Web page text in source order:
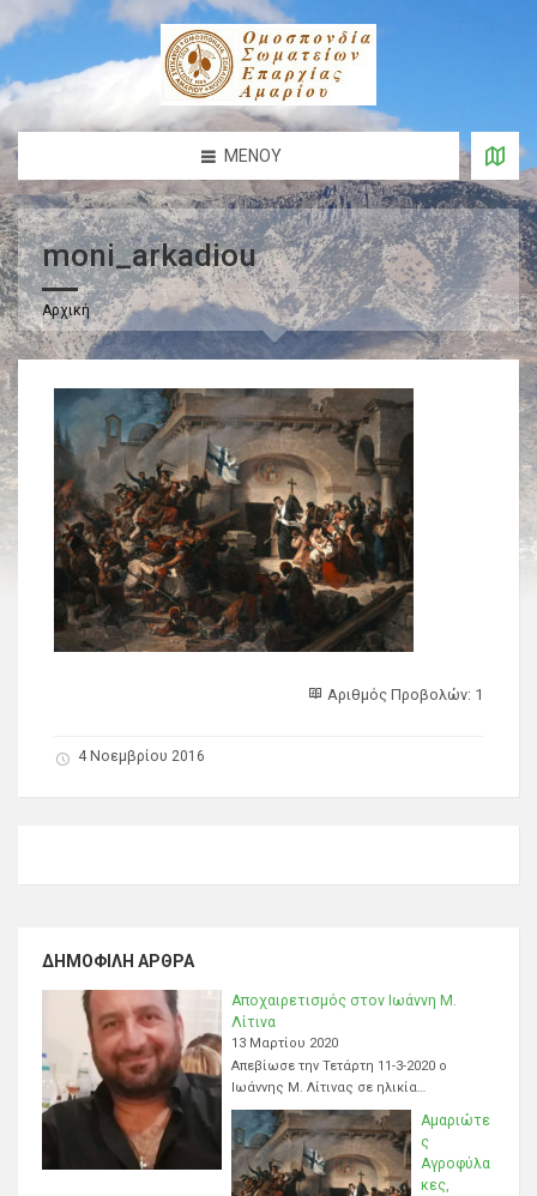
ΜΕΝΟΎ
moni_arkadiou
Αρχική
Αριθμός Προβολών: 1
4 Νοεμβρίου 2016
ΔΗΜΟΦΙΛΉ ΆΡΘΡΑ
Αποχαιρετισμός στον Ιωάννη Μ.
Λίτινα
13 Μαρτίου 2020
Απεβίωσε την Τετάρτη 11-3-2020 ο
Ιωάννης Μ. Λίτινας σε ηλικία…
Αμαριώτε
ς
Αγροφύλα
κες,